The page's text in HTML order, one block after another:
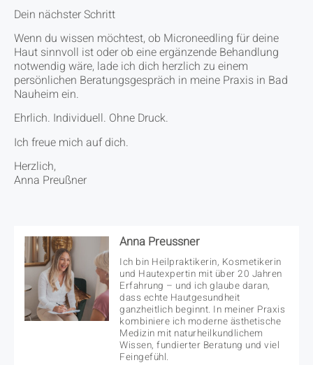
Dein nächster Schritt
Wenn du wissen möchtest, ob Microneedling für deine
Haut sinnvoll ist oder ob eine ergänzende Behandlung
notwendig wäre, lade ich dich herzlich zu einem
persönlichen Beratungsgespräch in meine Praxis in Bad
Nauheim ein.
Ehrlich. Individuell. Ohne Druck.
Ich freue mich auf dich.
Herzlich,
Anna Preußner
Anna Preussner
Ich bin Heilpraktikerin, Kosmetikerin
und Hautexpertin mit über 20 Jahren
Erfahrung – und ich glaube daran,
dass echte Hautgesundheit
ganzheitlich beginnt. In meiner Praxis
kombiniere ich moderne ästhetische
Medizin mit naturheilkundlichem
Wissen, fundierter Beratung und viel
Feingefühl.